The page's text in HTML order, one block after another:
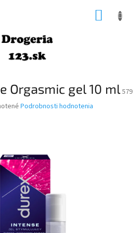
Orgasmic gel 10 ml579
Podrobnosti hodnotenia